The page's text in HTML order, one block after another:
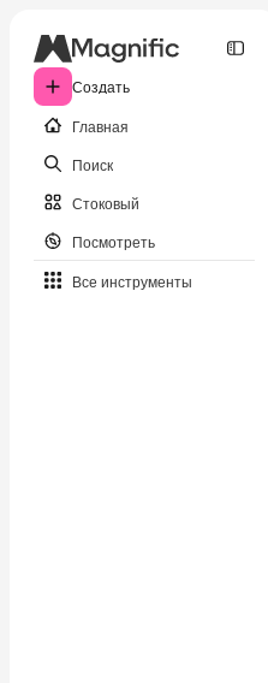
Создать
Главная
Поиск
Стоковый
Посмотреть
Все инструменты